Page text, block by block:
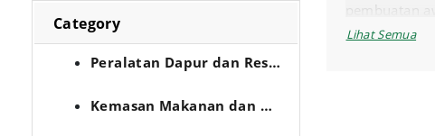
Category
Peralatan Dapur dan Restoran
Kemasan Makanan dan Minuman
pembuatan
kadar acid